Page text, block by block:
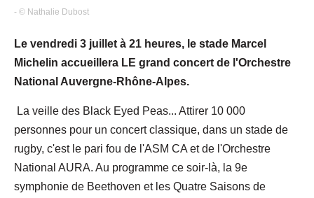
- © Nathalie Dubost
Le vendredi 3 juillet à 21 heures, le stade Marcel
Michelin accueillera LE grand concert de l'Orchestre
National Auvergne-Rhône-Alpes.
La veille des Black Eyed Peas... Attirer 10 000
personnes pour un concert classique, dans un stade de
rugby, c'est le pari fou de l'ASM CA et de l'Orchestre
National AURA. Au programme ce soir-là, la 9e
symphonie de Beethoven et les Quatre Saisons de